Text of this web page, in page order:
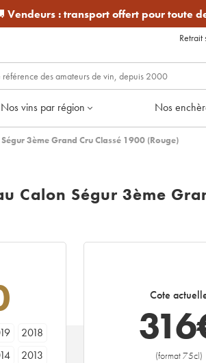
Vendeurs :transport offert pour toute
Retrait
Nos vins par région Nos
3ème Grand Cru Classé 1900 (Rouge)
Calon Ségur 3ème
2018
2013
Cote
316
(format 75cl)